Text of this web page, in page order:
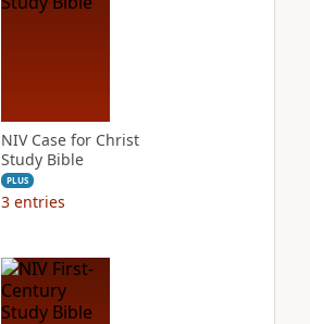
NIV Case for Christ
Study Bible
PLUS
3 entries